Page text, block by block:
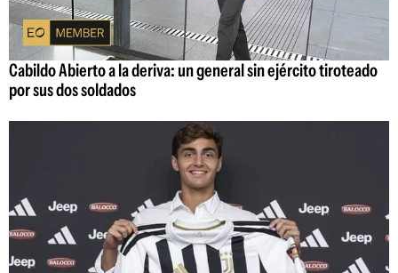
Cabildo Abierto a la deriva: un general sin ejército tiroteado
por sus dos soldados